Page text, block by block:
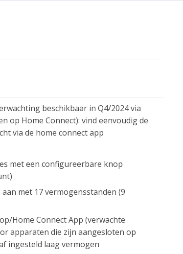
beschikbaar in Q4/2024 via
op Home Connect): vind eenvoudig de
via de home connect app
met een configureerbare knop
met 17 vermogensstanden (9
Home Connect App (verwachte
apparaten die zijn aangesloten op
ingesteld laag vermogen